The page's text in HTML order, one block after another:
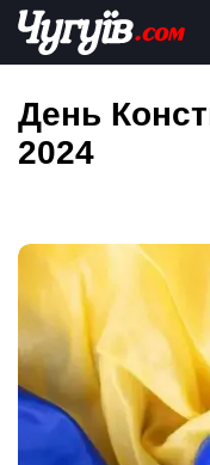
Skip
content
Chuguiv
День
2024